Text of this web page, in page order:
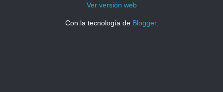
Ver versión web
Con la tecnología de Blogger.